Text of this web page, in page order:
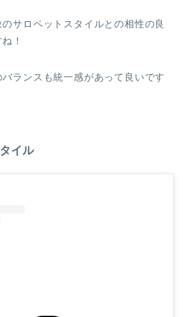
サロペットスタイルとの相性の良
！
ランスも統一感があって良いです
イル